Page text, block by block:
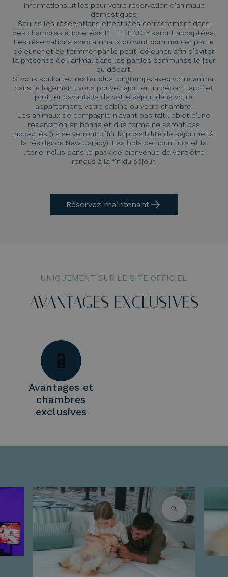
Informations utiles pour votre réservation d'animaux
domestiques
Seules les réservations effectuées correctement dans
des chambres étiquetées PET FRIENDLY seront acceptées.
Les réservations avec animaux doivent commencer par le
déjeuner et se terminer par le petit-déjeuner, afin d'éviter
la présence de l'animal dans les parties communes le jour
du départ.
Si vous souhaitez rester plus longtemps avec votre animal
dans le logement, vous pouvez ajouter un départ tardif et
profiter davantage de votre séjour dans votre
appartement, votre cabine ou votre chambre.
Les animaux de compagnie n'ayant pas fait l'objet d'une
réservation en bonne et due forme ne seront pas
acceptés (ils se verront offrir la possibilité de séjourner à
la résidence New Caraby). Les bols de nourriture et la
literie inclus dans le pack de bienvenue doivent être
rendus à la fin du séjour.
Réservez maintenant
UNIQUEMENT SUR LE SITE OFFICIEL
AVANTAGES EXCLUSIVES
Avantages et
chambres
exclusives